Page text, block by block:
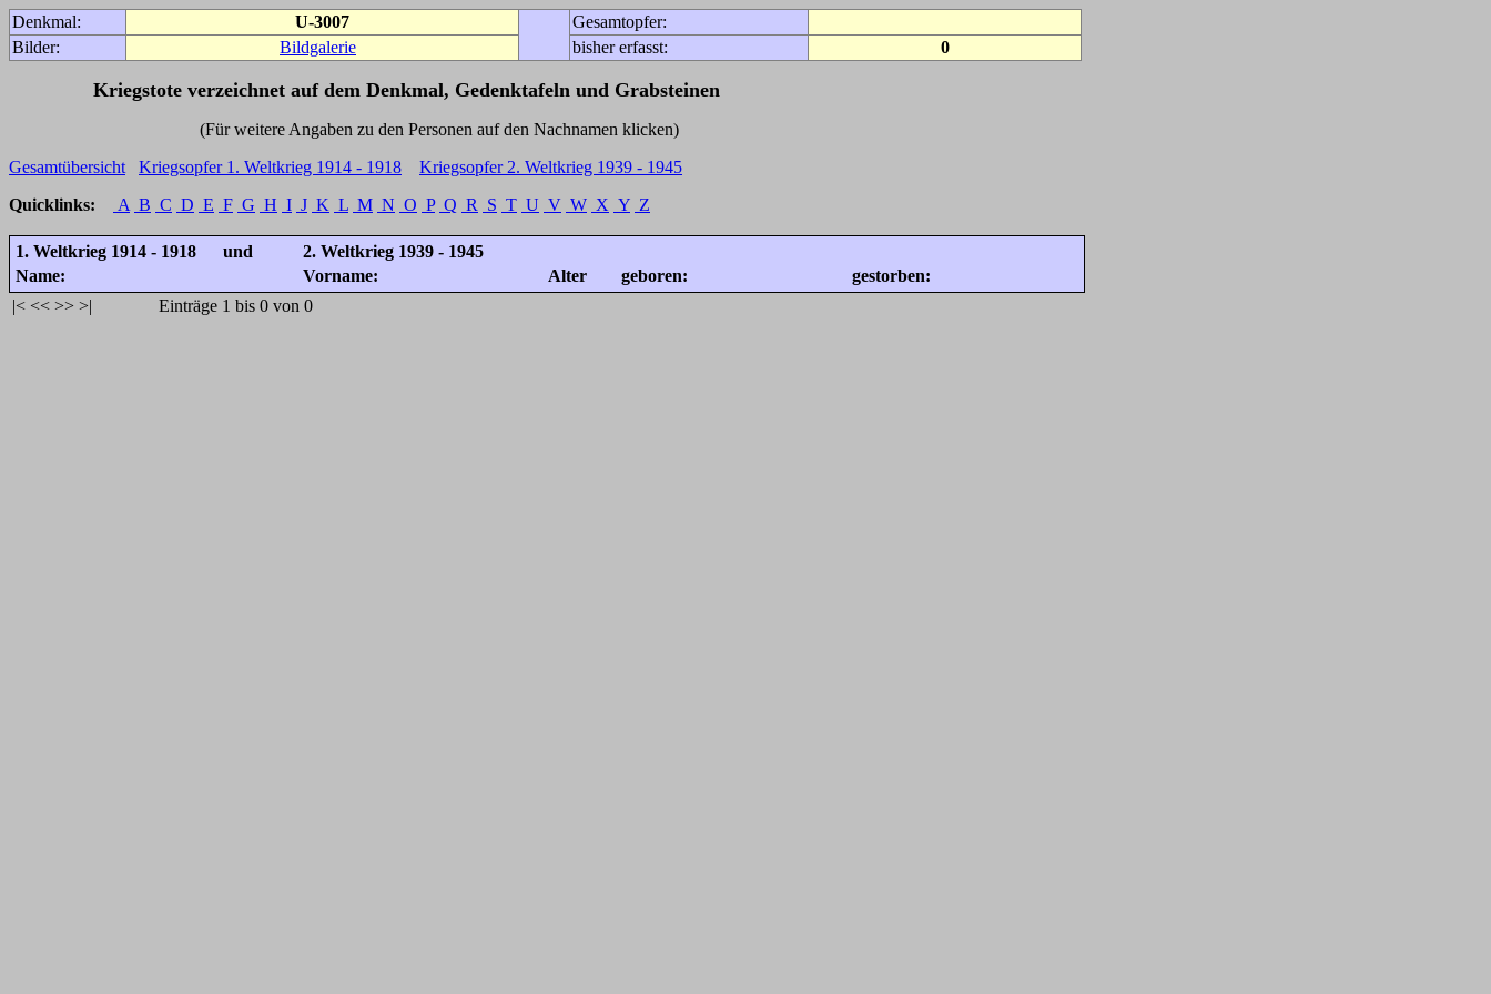
Denkmal: U-3007
Gesamtopfer:
Bilder:
Bildgalerie bisher erfasst: 0
Kriegstote verzeichnet auf dem Denkmal, Gedenktafeln und Grabsteinen
(Für weitere Angaben zu den Personen auf den Nachnamen klicken)
Gesamtübersicht
Kriegsopfer 1. Weltkrieg 1914 - 1918
Kriegsopfer 2. Weltkrieg 1939 - 1945
Quicklinks:
A B C D E F G H I J K L M N O P Q R S T U V W X Y Z
1. Weltkrieg 1914 - 1918 und
2. Weltkrieg 1939 - 1945
Name:
Vorname: Alter geboren:
gestorben:
|< << >> >| Einträge 1 bis 0 von 0